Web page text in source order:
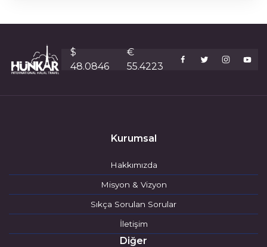
$
48.0846
€
55.4223
Kurumsal
Hakkımızda
Misyon & Vizyon
Sıkça Sorulan Sorular
İletişim
Diğer